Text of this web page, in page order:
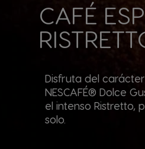
Nuestros compromisos
Nuestros articulos
CAFÉ
Disfruta del
NESCAFÉ® Dolce
el intenso Ristretto,
solo.